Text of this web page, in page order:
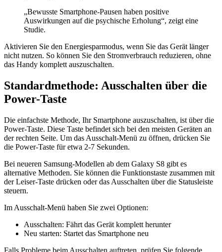
„Bewusste Smartphone-Pausen haben positive
Auswirkungen auf die psychische Erholung“, zeigt eine
Studie.
Aktivieren Sie den Energiesparmodus, wenn Sie das Gerät länger
nicht nutzen. So können Sie den Stromverbrauch reduzieren, ohne
das Handy komplett auszuschalten.
Standardmethode: Ausschalten über die
Power-Taste
Die einfachste Methode, Ihr Smartphone auszuschalten, ist über die
Power-Taste. Diese Taste befindet sich bei den meisten Geräten an
der rechten Seite. Um das Ausschalt-Menü zu öffnen, drücken Sie
die Power-Taste für etwa 2-7 Sekunden.
Bei neueren Samsung-Modellen ab dem Galaxy S8 gibt es
alternative Methoden. Sie können die Funktionstaste zusammen mit
der Leiser-Taste drücken oder das Ausschalten über die Statusleiste
steuern.
Im Ausschalt-Menü haben Sie zwei Optionen:
Ausschalten: Fährt das Gerät komplett herunter
Neu starten: Startet das Smartphone neu